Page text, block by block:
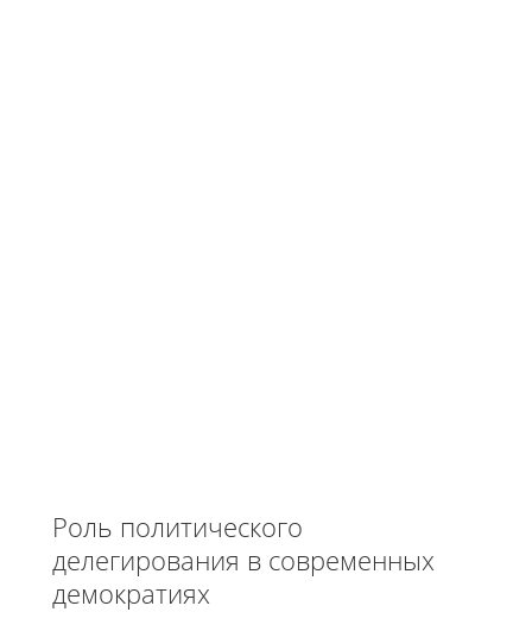
Роль политического
делегирования в современных
демократиях